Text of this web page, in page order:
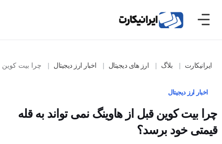
ایرانیکارت بلاگ ارز های دیجیتال اخبار ارز دیجیتال چرا بیت کوین
اخبار ارز دیجیتال
چرا بیت کوین قبل از هاوینگ نمی تواند به قله
قیمتی خود برسد؟